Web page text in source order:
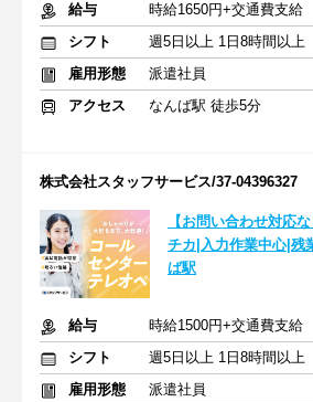
給与
時給1650円+交通費支給
シフト
週5日以上 1日8時間以上
雇用形態
派遣社員
アクセス
なんば駅 徒歩5分
株式会社スタッフサービス/37-04396327
【お問い合わせ対応
チカ|入力作業中心|残
ば駅
給与
時給1500円+交通費支給
シフト
週5日以上 1日8時間以上
雇用形態
派遣社員